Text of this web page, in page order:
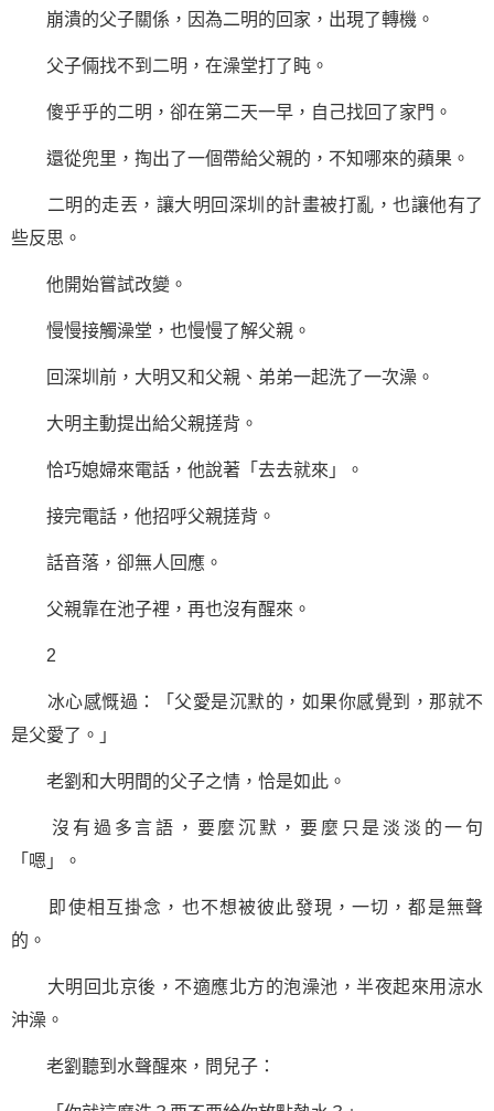
崩潰的父子關係，因為二明的回家，出現了轉機。
父子倆找不到二明，在澡堂打了盹。
傻乎乎的二明，卻在第二天一早，自己找回了家門。
還從兜里，掏出了一個帶給父親的，不知哪來的蘋果。
二明的走丟，讓大明回深圳的計畫被打亂，也讓他有了
些反思。
他開始嘗試改變。
慢慢接觸澡堂，也慢慢了解父親。
回深圳前，大明又和父親、弟弟一起洗了一次澡。
大明主動提出給父親搓背。
恰巧媳婦來電話，他說著「去去就來」。
接完電話，他招呼父親搓背。
話音落，卻無人回應。
父親靠在池子裡，再也沒有醒來。
2
冰心感慨過：「 父愛是沉默的，如果你感覺到，那就不
是父愛了。」
老劉和大明間的父子之情，恰是如此。
沒有過多言語，要麼沉默，要麼只是淡淡的一句
「嗯」。
即使相互掛念，也不想被彼此發現，一切，都是無聲
的。
大明回北京後，不適應北方的泡澡池，半夜起來用涼水
沖澡。
老劉聽到水聲醒來，問兒子：